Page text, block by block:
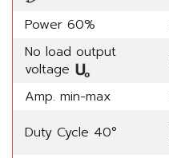
Power 60%
No load output
voltage
Amp. min-max
Duty Cycle 40°